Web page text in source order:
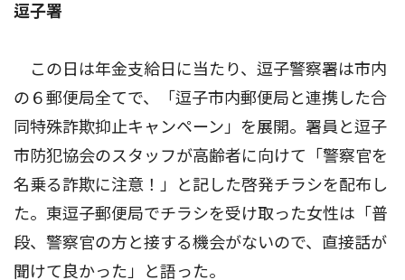
逗子署
この日は年金支給日に当たり、逗子警察署は市内
の６郵便局全てで、「逗子市内郵便局と連携した合
同特殊詐欺抑止キャンペーン」を展開。署員と逗子
市防犯協会のスタッフが高齢者に向けて「警察官を
名乗る詐欺に注意！」と記した啓発チラシを配布し
た。東逗子郵便局でチラシを受け取った女性は「普
段、警察官の方と接する機会がないので、直接話が
聞けて良かった」と語った。